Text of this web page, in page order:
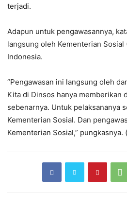
terjadi.
Adapun untuk pengawasannya,
langsung oleh Kementerian Sosial
Indonesia.
“Pengawasan ini langsung oleh
Kita di Dinsos hanya memberikan
sebenarnya. Untuk pelaksananya
Kementerian Sosial. Dan
Kementerian Sosial,” pungkasnya.